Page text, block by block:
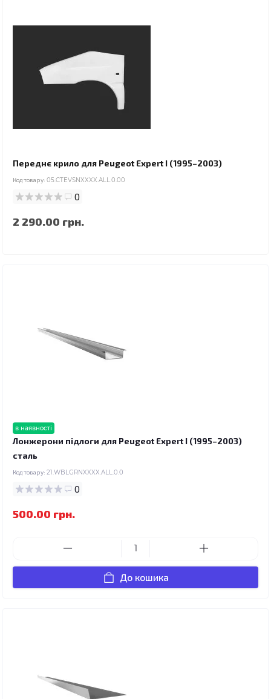
Переднє крило для Peugeot Expert I (1995–2003)
Код товару: 05.CTEVSNXXXX.ALL.0.00
0
2 290.00 грн.
в наявності
Лонжерони підлоги для Peugeot Expert I (1995–2003)
сталь
Код товару: 21.WBLGRNXXXX.ALL.0.0
0
500.00 грн.
До кошика